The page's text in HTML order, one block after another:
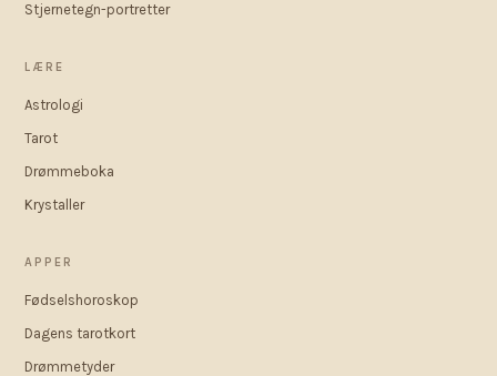
Stjernetegn-portretter
LÆRE
Astrologi
Tarot
Drømmeboka
Krystaller
APPER
Fødselshoroskop
Dagens tarotkort
Drømmetyder